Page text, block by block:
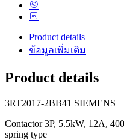
Product details
ข้อมูลเพิ่มเติม
Product details
3RT2017-2BB41 SIEMENS
Contactor 3P, 5.5kW, 12A,
spring type